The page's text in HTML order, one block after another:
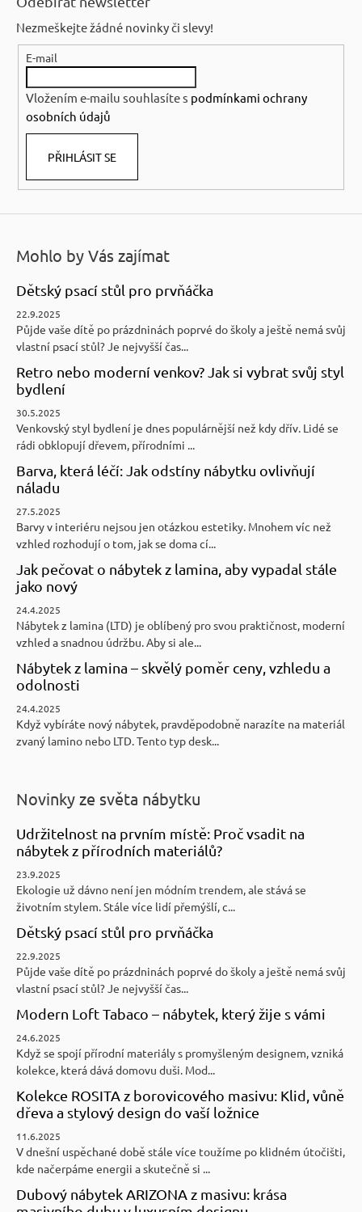
Nezmeškejte žádné novinky či slevy!
E-mail
Vložením e-mailu souhlasíte s podmínkami ochrany
osobních údajů
PŘIHLÁSIT SE
Mohlo by Vás zajímat
Dětský psací stůl pro prvňáčka
22.9.2025
Půjde vaše dítě po prázdninách poprvé do školy a ještě nemá svůj
vlastní psací stůl? Je nejvyšší čas...
Retro nebo moderní venkov? Jak si vybrat svůj styl
bydlení
30.5.2025
Venkovský styl bydlení je dnes populárnější než kdy dřív. Lidé se
rádi obklopují dřevem, přírodními ...
Barva, která léčí: Jak odstíny nábytku ovlivňují
náladu
27.5.2025
Barvy v interiéru nejsou jen otázkou estetiky. Mnohem víc než
vzhled rozhodují o tom, jak se doma cí...
Jak pečovat o nábytek z lamina, aby vypadal stále
jako nový
24.4.2025
Nábytek z lamina (LTD) je oblíbený pro svou praktičnost, moderní
vzhled a snadnou údržbu. Aby si ale...
Nábytek z lamina – skvělý poměr ceny, vzhledu a
odolnosti
24.4.2025
Když vybíráte nový nábytek, pravděpodobně narazíte na materiál
zvaný lamino nebo LTD. Tento typ desk...
Novinky ze světa nábytku
Udržitelnost na prvním místě: Proč vsadit na
nábytek z přírodních materiálů?
23.9.2025
Ekologie už dávno není jen módním trendem, ale stává se
životním stylem. Stále více lidí přemýšlí, c...
Dětský psací stůl pro prvňáčka
22.9.2025
Půjde vaše dítě po prázdninách poprvé do školy a ještě nemá svůj
vlastní psací stůl? Je nejvyšší čas...
Modern Loft Tabaco – nábytek, který žije s vámi
24.6.2025
Když se spojí přírodní materiály s promyšleným designem, vzniká
kolekce, která dává domovu duši. Mod...
Kolekce ROSITA z borovicového masivu: Klid, vůně
dřeva a stylový design do vaší ložnice
11.6.2025
V dnešní uspěchané době stále více toužíme po klidném útočišti,
kde načerpáme energii a skutečně si ...
Dubový nábytek ARIZONA z masivu: krása